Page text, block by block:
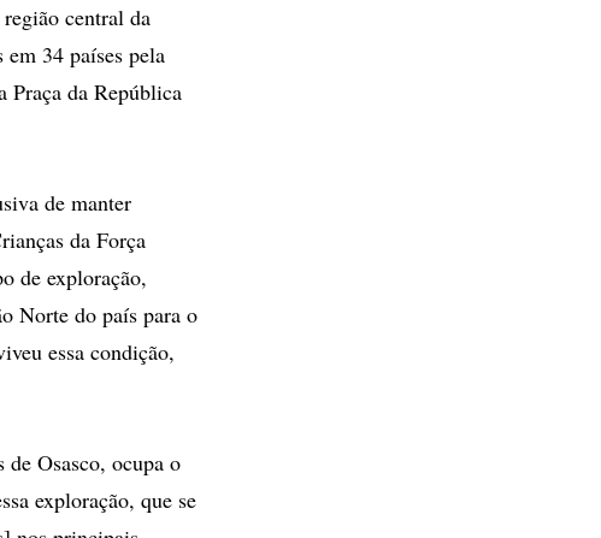
central da
em 34 países pela
Praça da República
de manter
da Força
de exploração,
Norte do país para o
essa condição,
Osasco, ocupa o
exploração, que se